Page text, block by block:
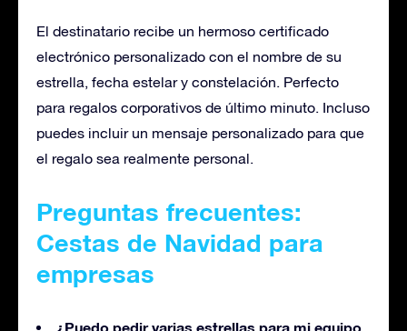
El destinatario recibe un hermoso certificado
electrónico personalizado con el nombre de su
estrella, fecha estelar y constelación. Perfecto
para regalos corporativos de último minuto. Incluso
puedes incluir un mensaje personalizado para que
el regalo sea realmente personal.
Preguntas frecuentes:
Cestas de Navidad para
empresas
¿Puedo pedir varias estrellas para mi equipo